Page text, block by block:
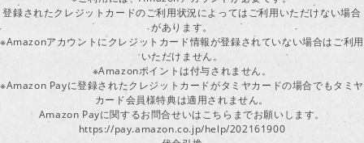
登録されたクレジットカードのご利用状況によってはご利用いただけない場合
があります。
※Amazonアカウントにクレジットカード情報が登録されていない場合はご利用
いただけません。
※Amazonポイントは付与されません。
※Amazon Payに登録されたクレジットカードがタミヤカードの場合でもタミヤ
カード会員様特典は適用されません。
Amazon Payに関するお問合せいはこちらまでお願いします。
https://pay.amazon.co.jp/help/202161900